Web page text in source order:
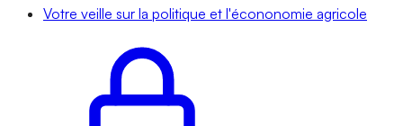
Votre veille sur la politique et l'écononomie agricole